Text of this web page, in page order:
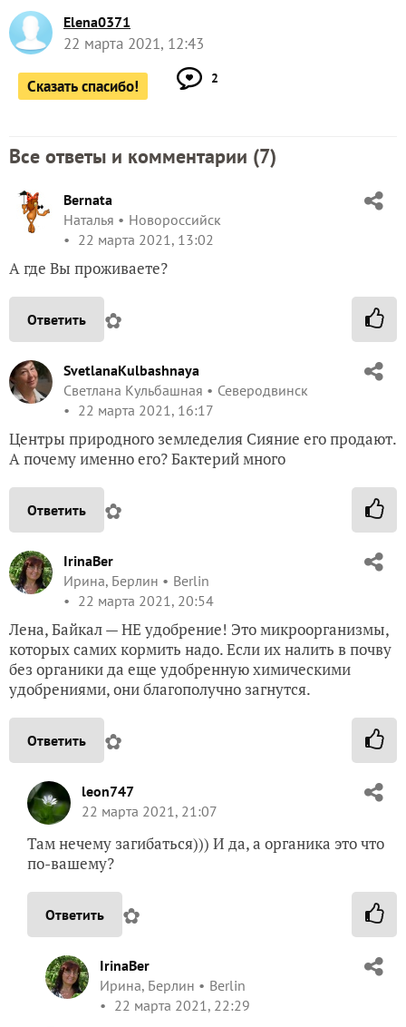
Elena0371
22 марта 2021, 12:43
Сказать спасибо! 2
Все ответы и комментарии (7)
Bernata
Наталья
Новороссийск
22 марта 2021, 13:02
А где Вы проживаете?
Ответить ✿
SvetlanaKulbashnaya
Светлана Кульбашная
Северодвинск
22 марта 2021, 16:17
Центры природного земледелия Сияние его продают.
А почему именно его? Бактерий много
Ответить ✿
IrinaBer
Ирина, Берлин
Berlin
22 марта 2021, 20:54
Лена, Байкал — НЕ удобрение! Это микроорганизмы,
которых самих кормить надо. Если их налить в почву
без органики да еще удобренную химическими
удобрениями, они благополучно загнутся.
Ответить ✿
leon747
22 марта 2021, 21:07
Там нечему загибаться))) И да, а органика это что
по-вашему?
Ответить ✿
IrinaBer
Ирина, Берлин
Berlin
22 марта 2021, 22:29